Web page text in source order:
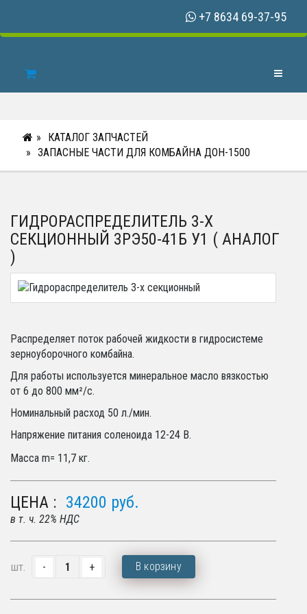
+7 8634 69-37-95
Toggle
КАТАЛОГ ЗАПЧАСТЕЙ
ЗАПАСНЫЕ ЧАСТИ ДЛЯ КОМБАЙНА ДОН-1500
ГИДРОРАСПРЕДЕЛИТЕЛЬ 3-Х
СЕКЦИОННЫЙ 3РЭ50-41Б У1 ( АНАЛОГ
)
Распределяет поток рабочей жидкости в гидросистеме
зерноуборочного комбайна.
Для работы используется минеральное масло вязкостью
от 6 до 800 мм²/с.
Номинальный расход 50 л./мин.
Напряжение питания соленоида 12-24 В.
Масса m= 11,7 кг.
ЦЕНА : 34200 руб.
в т. ч. 22% НДС
шт. В корзину